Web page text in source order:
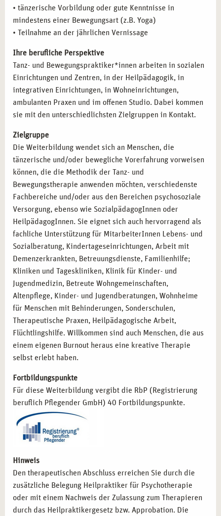
• tänzerische Vorbildung oder gute Kenntnisse in
mindestens einer Bewegungsart (z.B. Yoga)
• Teilnahme an der jährlichen Vernissage
Ihre berufliche Perspektive
Tanz- und Bewegungspraktiker*innen arbeiten in sozialen
Einrichtungen und Zentren, in der Heilpädagogik, in
integrativen Einrichtungen, in Wohneinrichtungen,
ambulanten Praxen und im offenen Studio. Dabei kommen
sie mit den unterschiedlichsten Zielgruppen in Kontakt.
Zielgruppe
Die Weiterbildung wendet sich an Menschen, die
tänzerische und/oder bewegliche Vorerfahrung vorweisen
können, die die Methodik der Tanz- und
Bewegungstherapie anwenden möchten, verschiedenste
Fachbereiche und/oder aus den Bereichen psychosoziale
Versorgung, ebenso wie SozialpädagogInnen oder
HeilpädagogInnen. Sie eignet sich auch hervorragend als
fachliche Unterstützung für MitarbeiterInnen Lebens- und
Sozialberatung, Kindertageseinrichtungen, Arbeit mit
Demenzerkrankten, Betreuungsdienste, Familienhilfe;
Kliniken und Tageskliniken, Klinik für Kinder- und
Jugendmedizin, Betreute Wohngemeinschaften,
Altenpflege, Kinder- und Jugendberatungen, Wohnheime
für Menschen mit Behinderungen, Sonderschulen,
Therapeutische Praxen, Heilpädagogische Arbeit,
Flüchtlingshilfe. Willkommen sind auch Menschen, die aus
einem eigenen Burnout heraus eine kreative Therapie
selbst erlebt haben.
Fortbildungspunkte
Für diese Weiterbildung vergibt die RbP (Registrierung
beruflich Pflegender GmbH) 40 Fortbildungspunkte.
Hinweis
Den therapeutischen Abschluss erreichen Sie durch die
zusätzliche Belegung Heilpraktiker für Psychotherapie
oder mit einem Nachweis der Zulassung zum Therapieren
durch das Heilpraktikergesetz bzw. Approbation. Die